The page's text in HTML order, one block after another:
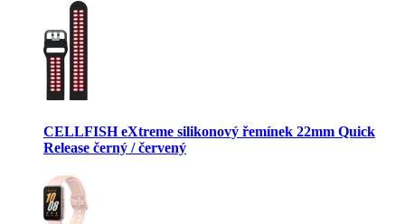
CELLFISH eXtreme silikonový řemínek 22mm Quick
Release černý / červený